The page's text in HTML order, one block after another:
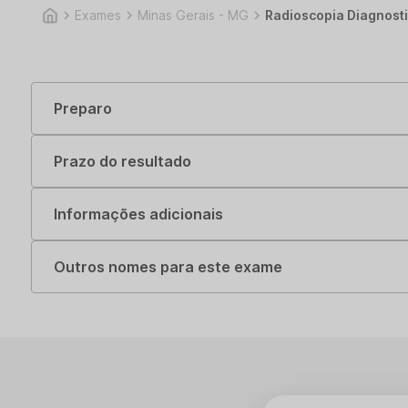
Exames Minas Gerais - MG Radioscopia
Preparo
Prazo do resultado
Informações adicionais
Outros nomes para este exame